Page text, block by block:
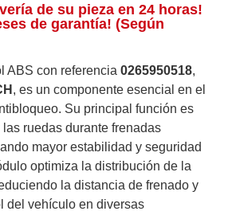
de su pieza en 24 horas!
de garantía! (Según
ABS con referencia0265950518,
, es un componente esencial en el
Su principal función es
ruedas durante frenadas
mayor estabilidad y seguridad
optimiza la distribución de la
la distancia de frenado y
del vehículo en diversas